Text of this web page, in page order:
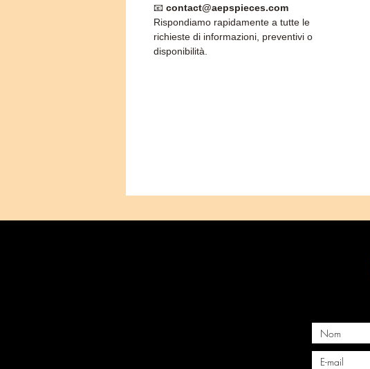
📧 contact@aepspieces.com
Rispondiamo rapidamente a tutte le
richieste di informazioni, preventivi o
disponibilità.